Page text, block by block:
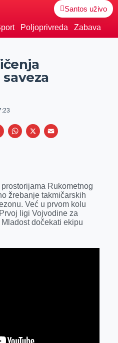
Santos uživo
Poljoprivreda Zabava
V
r
W
s
A
p
X
E
l
Rukometnog
žrebanje takmičarskih
Već u prvom kolu
ligi Vojvodine za
dočekati ekipu